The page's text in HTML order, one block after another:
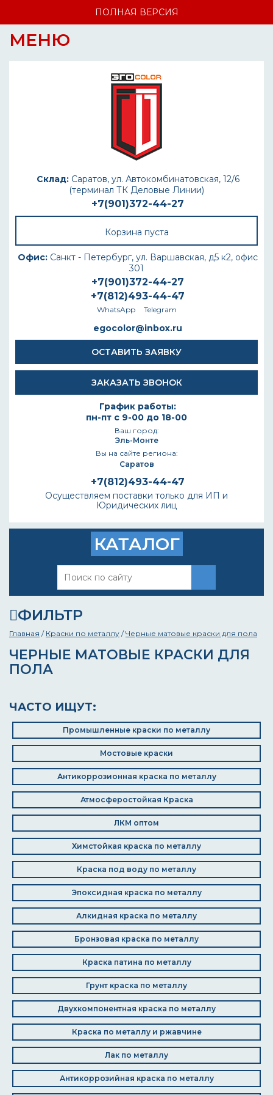
ПОЛНАЯ ВЕРСИЯ
МЕНЮ
Склад:Саратов, ул. Автокомбинатовская, 12/6
(терминал ТК Деловые Линии)
+7(901)372-44-27
Корзина пуста
Офис: Санкт - Петербург, ул. Варшавская, д5 к2, офис
301
+7(901)372-44-27
+7(812)493-44-47
WhatsApp Telegram
egocolor@inbox.ru
ОСТАВИТЬ ЗАЯВКУ
ЗАКАЗАТЬ ЗВОНОК
График работы:
пн-пт с 9-00 до 18-00
Ваш город:
Эль-Монте
Вы на сайте региона:
Саратов
+7(812)493-44-47
Осуществляем поставки только для ИП и
Юридических лиц
КАТАЛОГ
ФИЛЬТР
Главная / Краски по металлу /Черные матовые краски для пола
ЧЕРНЫЕ МАТОВЫЕ КРАСКИ ДЛЯ
ПОЛА
ЧАСТО ИЩУТ:
Промышленные краски по металлу
Мостовые краски
Антикоррозионная краска по металлу
Атмосферостойкая Краска
ЛКМ оптом
Химстойкая краска по металлу
Краска под воду по металлу
Эпоксидная краска по металлу
Алкидная краска по металлу
Бронзовая краска по металлу
Краска патина по металлу
Грунт краска по металлу
Двухкомпонентная краска по металлу
Краска по металлу и ржавчине
Лак по металлу
Антикоррозийная краска по металлу